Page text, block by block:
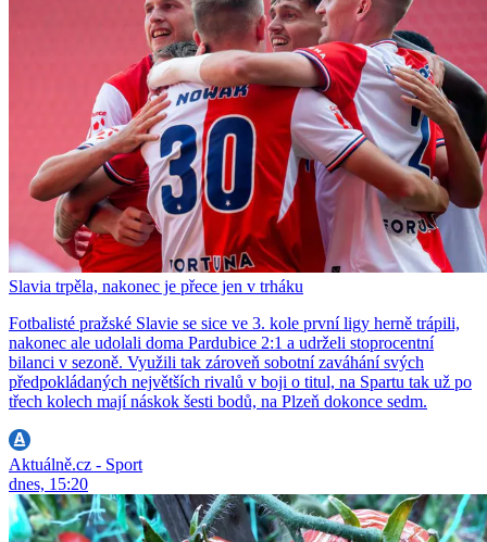
Slavia trpěla, nakonec je přece jen v trháku
Fotbalisté pražské Slavie se sice ve 3. kole první ligy herně trápili,
nakonec ale udolali doma Pardubice 2:1 a udrželi stoprocentní
bilanci v sezoně. Využili tak zároveň sobotní zaváhání svých
předpokládaných největších rivalů v boji o titul, na Spartu tak už po
třech kolech mají náskok šesti bodů, na Plzeň dokonce sedm.
Aktuálně.cz - Sport
dnes, 15:20